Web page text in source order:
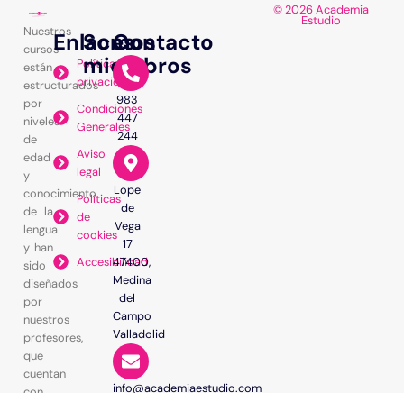
Nuestros
cursos
están
estructurados
por
niveles
de
edad
y
conocimiento
de la
lengua
y han
sido
diseñados
por
nuestros
profesores,
que
cuentan
Enlaces
Política de
privacidad
Condiciones
Generales
Aviso
legal
Políticas
de
cookies
Accesibilidad
Somos
miembros
Contacto
983
447
244
Lope
de
Vega
17
47400,
Medina
del
Campo
Valladolid
info@academiaestudio.com
© 2026 Academia
Estudio